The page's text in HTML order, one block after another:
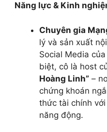
Năng lực & Kinh
Chuyên gia
lý và sản xuất
Social Media
biệt, cô là host
Hoàng Linh” –
chứng khoán
thức tài chính
năng động.